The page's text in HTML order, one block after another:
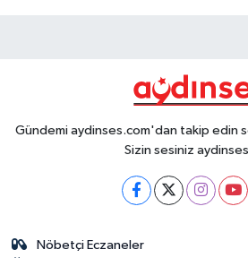
Gündemi aydinses.com'dan takip edin
Sizin sesiniz
Nöbetçi Eczaneler